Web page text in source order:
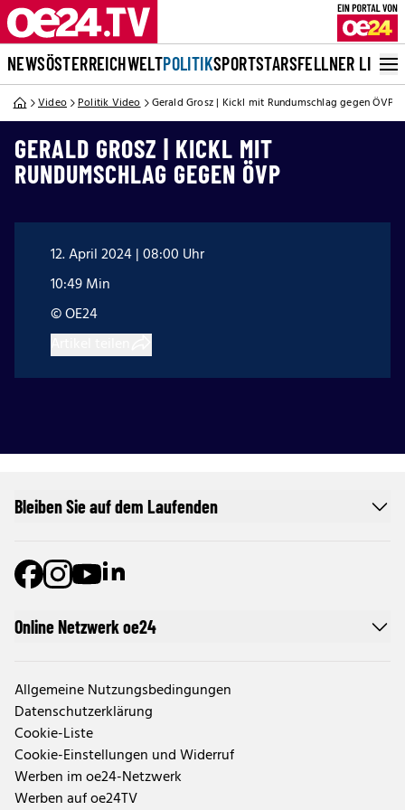
NEWSÖSTERREICHWELTPOLITIKSPORTSTARSFELLNER LIVE
Video Politik Video Gerald Grosz | Kickl mit Rundumschlag gegen ÖVP
GERALD GROSZ | KICKL MIT
RUNDUMSCHLAG GEGEN ÖVP
12. April 2024 | 08:00 Uhr
10:49 Min
© OE24
Online Netzwerk oe24
Allgemeine Nutzungsbedingungen
Datenschutzerklärung
Cookie-Liste
Cookie-Einstellungen und Widerruf
Werben im oe24-Netzwerk
Werben auf oe24TV
Bleiben Sie auf dem Laufenden